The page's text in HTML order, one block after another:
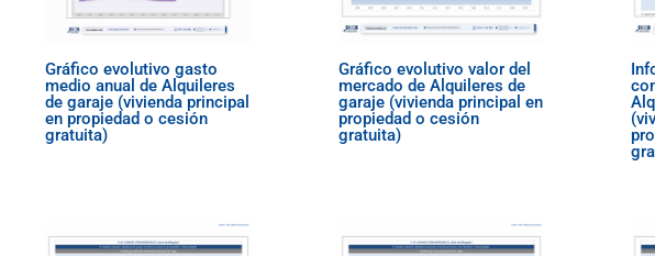
Gráfico evolutivo gasto
medio anual de Alquileres
de garaje (vivienda principal
en propiedad o cesión
gratuita)
Gráfico evolutivo valor del
mercado de Alquileres de
garaje (vivienda principal en
propiedad o cesión
gratuita)